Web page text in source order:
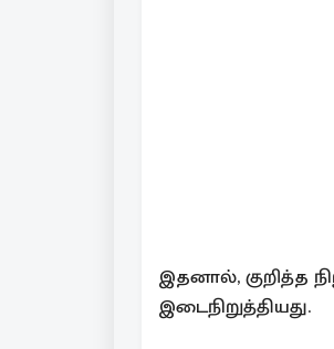
இதனால், குறித்த
இடைநிறுத்தியது.